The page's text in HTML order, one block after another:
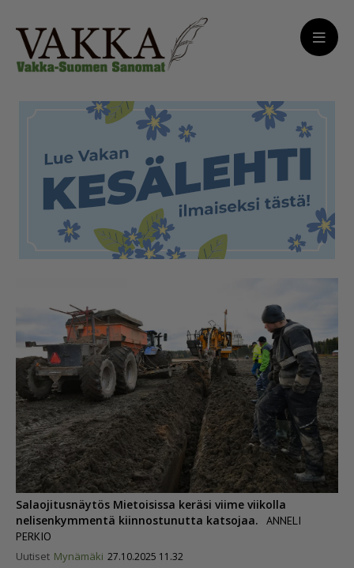
Salaojitusnäytös Mietoisissa keräsi viime viikolla
nelisenkymmentä kiinnostunutta katsojaa.
ANNELI
PERKIO
Uutiset Mynämäki 27.10.2025 11.32